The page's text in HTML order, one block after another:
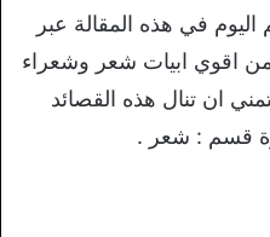
في هذه المقالة عبر
اقوي ابيات شعر وشعراء
ان تنال هذه القصائد
قسم : شعر .